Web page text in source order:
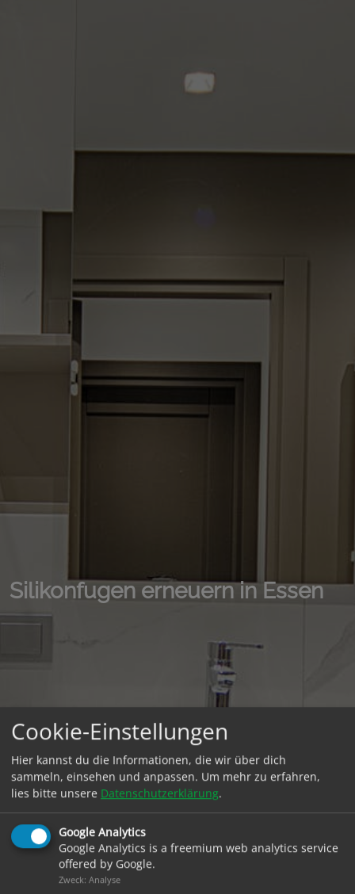
Silikonfugen erneuern in Essen
Cookie-Einstellungen
Hier kannst du die Informationen, die wir über dich
sammeln, einsehen und anpassen. Um mehr zu erfahren,
lies bitte unsere Datenschutzerklärung.
Google Analytics
Google Analytics is a freemium web analytics service
offered by Google.
Zweck: Analyse